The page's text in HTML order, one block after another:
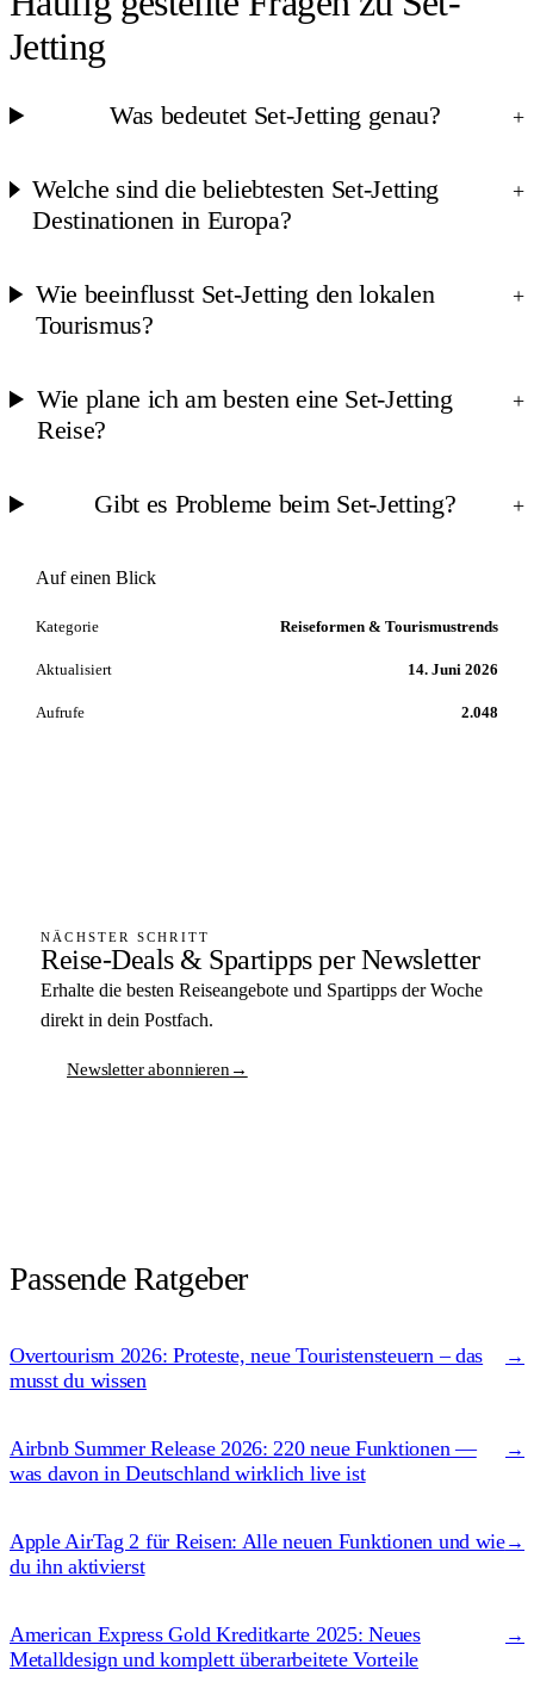
Jetting
Was bedeutet Set-Jetting genau? +
Welche sind die beliebtesten Set-Jetting
Destinationen in Europa?
+
Wie beeinflusst Set-Jetting den lokalen
Tourismus?
+
Wie plane ich am besten eine Set-Jetting
Reise?
+
Gibt es Probleme beim Set-Jetting? +
Auf einen Blick
Kategorie Reiseformen & Tourismustrends
Aktualisiert 14. Juni 2026
Aufrufe 2.048
NÄCHSTER SCHRITT
Reise-Deals & Spartipps per Newsletter
Erhalte die besten Reiseangebote und Spartipps der Woche
direkt in dein Postfach.
Newsletter abonnieren→
Passende Ratgeber
Overtourism 2026: Proteste, neue Touristensteuern – das
musst du wissen
→
Airbnb Summer Release 2026: 220 neue Funktionen —
was davon in Deutschland wirklich live ist
→
Apple AirTag 2 für Reisen: Alle neuen Funktionen und wie
du ihn aktivierst
→
American Express Gold Kreditkarte 2025: Neues
Metalldesign und komplett überarbeitete Vorteile
→